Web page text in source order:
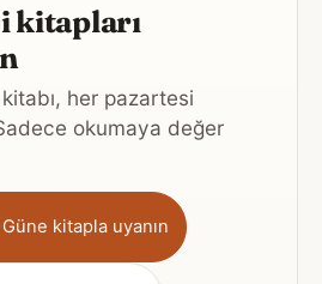
kitapları
her pazartesi
okumaya değer
kitapla uyanın